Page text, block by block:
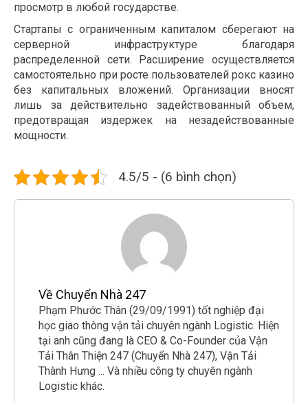
просмотр в любой государстве.
Стартапы с ограниченным капиталом сберегают на
серверной инфраструктуре благодаря
распределенной сети. Расширение осуществляется
самостоятельно при росте пользователей рокс казино
без капитальных вложений. Организации вносят
лишь за действительно задействованный объем,
предотвращая издержек на незадействованные
мощности.
4.5/5 - (6 bình chọn)
Về Chuyển Nhà 247
Phạm Phước Thân (29/09/1991) tốt nghiệp đại
học giao thông vận tải chuyên ngành Logistic. Hiện
tại anh cũng đang là CEO & Co-Founder của Vận
Tải Thân Thiện 247 (Chuyển Nhà 247), Vận Tải
Thành Hưng ... Và nhiều công ty chuyên ngành
Logistic khác.